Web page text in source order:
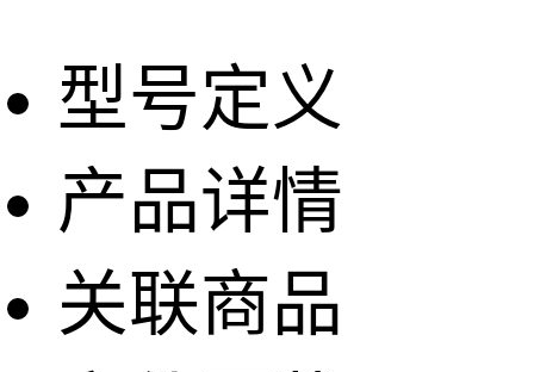
型号定义
产品详情
关联商品